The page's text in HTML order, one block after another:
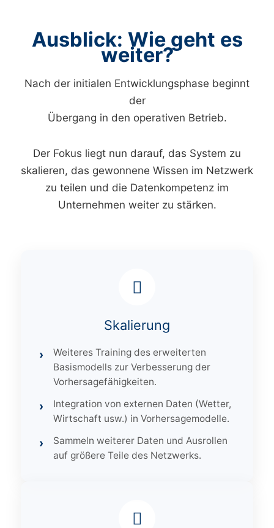
Ausblick: Wie geht es
weiter?
Nach der initialen Entwicklungsphase beginnt
der
Übergang in den operativen Betrieb.
Der Fokus liegt nun darauf, das System zu
skalieren, das gewonnene Wissen im Netzwerk
zu teilen und die Datenkompetenz im
Unternehmen weiter zu stärken.
Skalierung
Weiteres Training des erweiterten
Basismodells zur Verbesserung der
Vorhersagefähigkeiten.
Integration von externen Daten (Wetter,
Wirtschaft usw.) in Vorhersagemodelle.
Sammeln weiterer Daten und Ausrollen
auf größere Teile des Netzwerks.